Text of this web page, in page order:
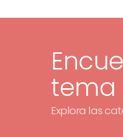
tema
Explora las